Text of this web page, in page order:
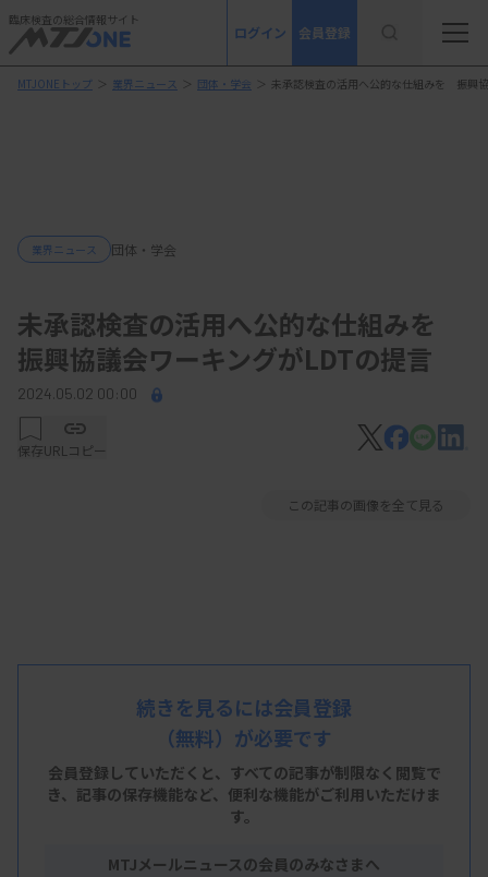
臨床検査の総合情報サイト
ログイン 会員登録
MTJONEトップ ＞ 業界ニュース ＞ 団体・学会 ＞ 未承認検査の活用へ公的な仕組みを 振興
業界ニュース 団体・学会
未承認検査の活用へ公的な仕組みを
振興協議会ワーキングがLDTの提言
2024.05.02 00:00
保存URLコピー
この記事の画像を全て見る
続きを見るには会員登録
（無料）が必要です
会員登録していただくと、すべての記事が制限なく閲覧で
き、 記事の保存機能など、便利な機能がご利用いただけま
す。
MTJメールニュースの会員のみなさまへ